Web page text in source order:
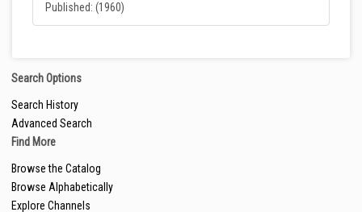
Published: (1960)
Search Options
Search History
Advanced Search
Find More
Browse the Catalog
Browse Alphabetically
Explore Channels